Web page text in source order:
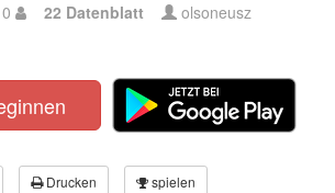
0 22 Datenblatt olsoneusz
Drucken spielen